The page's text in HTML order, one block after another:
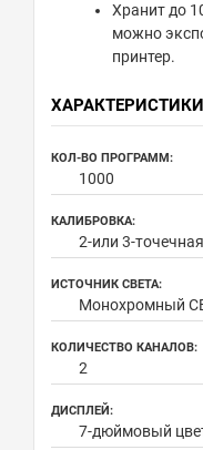
Хранит до
можно
принтер.
ХАРАКТЕРИСТИКИ
КОЛ-ВО ПРОГРАММ:
1000
КАЛИБРОВКА:
2-или 3-
ИСТОЧНИК СВЕТА:
Монохромный
КОЛИЧЕСТВО КАНАЛОВ:
2
ДИСПЛЕЙ:
7-дюймовый